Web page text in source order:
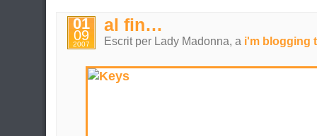
01
09
2007
al fin…
Escrit per Lady Madonna, a i'm blogging